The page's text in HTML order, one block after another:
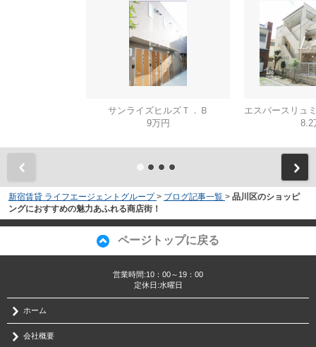
サンライズヒルズＴ．Ｂ
9万円
8.2
新宿賃貸 ライフエージェントグループ > ブログ記事一覧 > 品川区のショッピ
ングにおすすめの魅力あふれる商店街！
ページトップに戻る
営業時間:10：00～19：00
定休日:水曜日
ホーム
会社概要